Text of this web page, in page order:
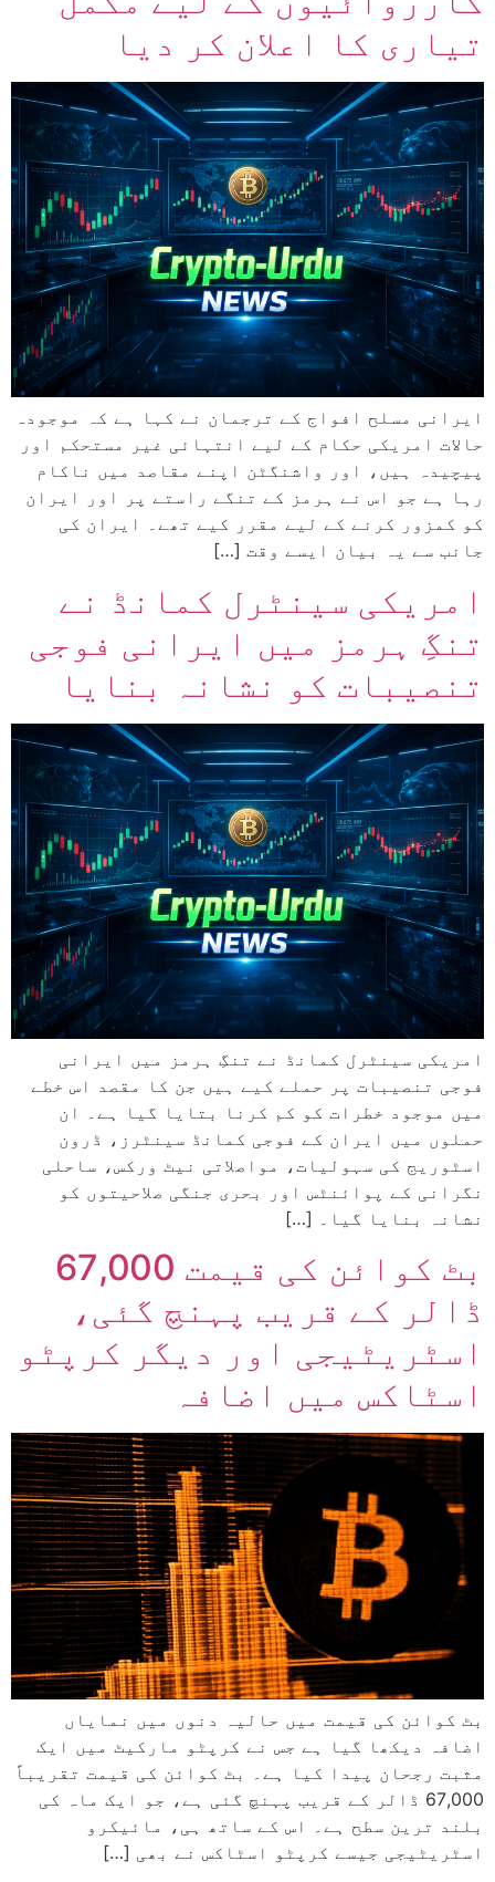
تیاری کا اعلان کر دیا
ایرانی مسلح افواج کے ترجمان نے کہا ہے کہ موجودہ
حالات امریکی حکام کے لیے انتہائی غیر مستحکم اور
پیچیدہ ہیں، اور واشنگٹن اپنے مقاصد میں ناکام
رہا ہے جو اس نے ہرمز کے تنگے راستے پر اور ایران
کو کمزور کرنے کے لیے مقرر کیے تھے۔ ایران کی
جانب سے یہ بیان ایسے وقت […]
امریکی سینٹرل کمانڈ نے
تنگِ ہرمز میں ایرانی فوجی
تنصیبات کو نشانہ بنایا
امریکی سینٹرل کمانڈ نے تنگِ ہرمز میں ایرانی
فوجی تنصیبات پر حملے کیے ہیں جن کا مقصد اس خطے
میں موجود خطرات کو کم کرنا بتایا گیا ہے۔ ان
حملوں میں ایران کے فوجی کمانڈ سینٹرز، ڈرون
اسٹوریج کی سہولیات، مواصلاتی نیٹ ورکس، ساحلی
نگرانی کے پوائنٹس اور بحری جنگی صلاحیتوں کو
نشانہ بنایا گیا۔ […]
بٹ کوائن کی قیمت 67,000
ڈالر کے قریب پہنچ گئی،
اسٹریٹیجی اور دیگر کرپٹو
اسٹاکس میں اضافہ
بٹ کوائن کی قیمت میں حالیہ دنوں میں نمایاں
اضافہ دیکھا گیا ہے جس نے کرپٹو مارکیٹ میں ایک
مثبت رجحان پیدا کیا ہے۔ بٹ کوائن کی قیمت تقریباً
67,000 ڈالر کے قریب پہنچ گئی ہے، جو ایک ماہ کی
بلند ترین سطح ہے۔ اس کے ساتھ ہی، مائیکرو
اسٹریٹیجی جیسے کرپٹو اسٹاکس نے بھی […]